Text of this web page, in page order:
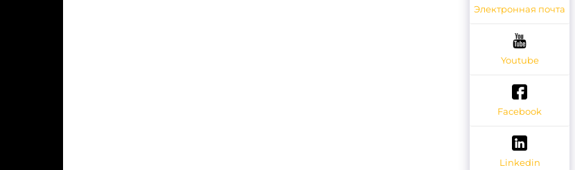
Электронная почта
Youtube
Facebook
Linkedin